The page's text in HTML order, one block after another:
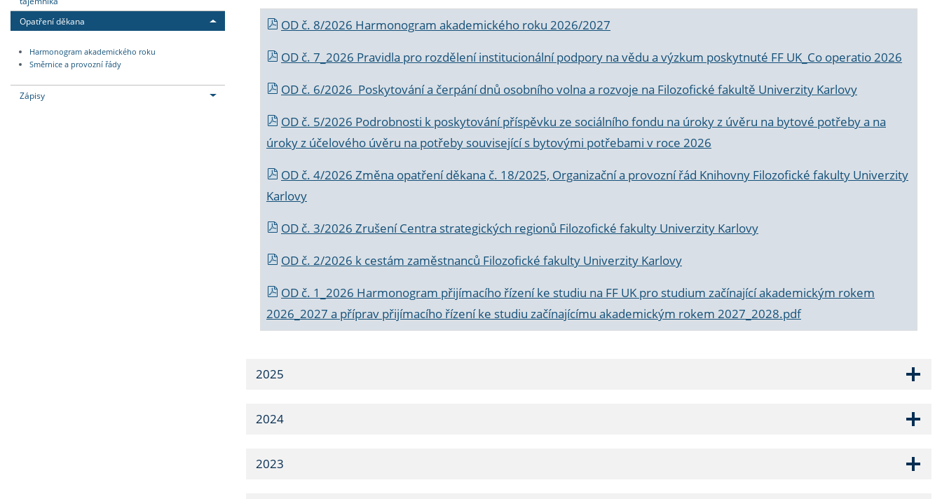
Opatření děkana
Harmonogram akademického roku
Směrnice a provozní řády
Zápisy
OD č. 8/2026 Harmonogram akademického roku 2026/2027
OD č. 7_2026 Pravidla pro rozdělení institucionální podpory na vědu a výzkum poskytnuté FF UK_Co operatio 2026
OD č. 6/2026 Poskytování a čerpání dnů osobního volna a rozvoje na Filozofické fakultě Univerzity Karlovy
OD č. 5/2026 Podrobnosti k poskytování příspěvku ze sociálního fondu na úroky z úvěru na bytové potřeby a na
úroky z účelového úvěru na potřeby související s bytovými potřebami v roce 2026
OD č. 4/2026 Změna opatření děkana č. 18/2025, Organizační a provozní řád Knihovny Filozofické fakulty Univerzity
Karlovy
OD č. 3/2026 Zrušení Centra strategických regionů Filozofické fakulty Univerzity Karlovy
OD č. 2/2026 k cestám zaměstnanců Filozofické fakulty Univerzity Karlovy
OD č. 1_2026 Harmonogram přijímacího řízení ke studiu na FF UK pro studium začínající akademickým rokem
2026_2027 a příprav přijímacího řízení ke studiu začínajícímu akademickým rokem 2027_2028.pdf
2025
2024
2023